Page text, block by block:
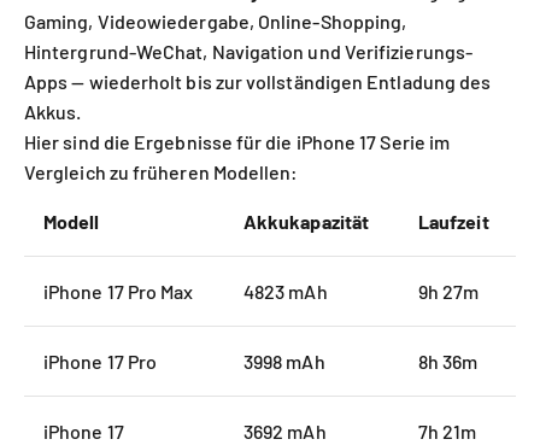
Gaming, Videowiedergabe, Online-Shopping,
Hintergrund-WeChat, Navigation und Verifizierungs-
Apps — wiederholt bis zur vollständigen Entladung des
Akkus.
Hier sind die Ergebnisse für die iPhone 17 Serie im
Vergleich zu früheren Modellen:
Modell Akkukapazität Laufzeit
iPhone 17 Pro Max 4823 mAh 9h 27m
iPhone 17 Pro 3998 mAh 8h 36m
iPhone 17 3692 mAh 7h 21m